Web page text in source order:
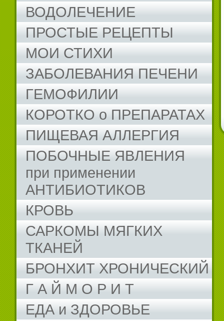
ВОДОЛЕЧЕНИЕ
ПРОСТЫЕ РЕЦЕПТЫ
МОИ СТИХИ
ЗАБОЛЕВАНИЯ ПЕЧЕНИ
ГЕМОФИЛИИ
КОРОТКО о ПРЕПАРАТАХ
ПИЩЕВАЯ АЛЛЕРГИЯ
ПОБОЧНЫЕ ЯВЛЕНИЯ
при применении
АНТИБИОТИКОВ
КРОВЬ
САРКОМЫ МЯГКИХ
ТКАНЕЙ
БРОНХИТ ХРОНИЧЕСКИЙ
Г А Й М О Р И Т
ЕДА и ЗДОРОВЬЕ